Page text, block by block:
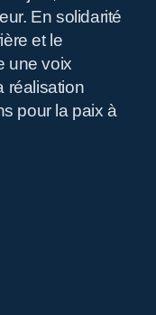
En solidarité
et le
une voix
réalisation
pour la paix à